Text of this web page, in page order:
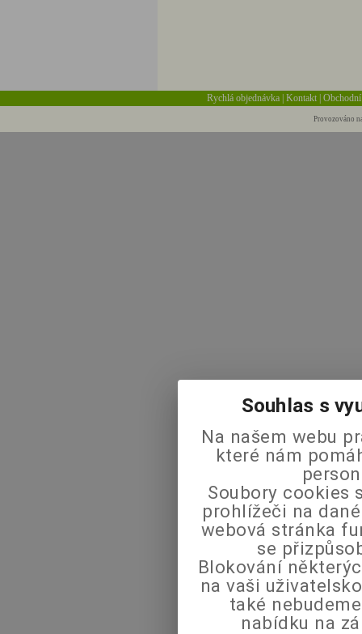
Rychlá objednávka |Kontakt |
Provozováno
Souhlas s
Na našem webu
které nám
Soubory cookies
prohlížeči na
webová stránka
se
Blokování
na vaši
také
nabídku na